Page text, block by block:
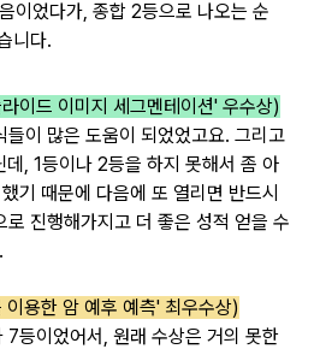
이었다가, 종합 2등으로 나오는 순
니다.
이드 이미지 세그멘테이션' 우수상)
이 많은 도움이 되었었고요. 그리고
데, 1등이나 2등을 하지 못해서 좀 아
기 때문에 다음에 또 열리면 반드시
로 진행해가지고 더 좋은 성적 얻을 수
용한 암 예후 예측' 최우수상)
7등이었어서, 원래 수상은 거의 못한